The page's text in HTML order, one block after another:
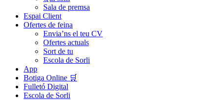
Sala de premsa
Espai Client
Ofertes de feina
Envia’ns el teu CV
Ofertes actuals
Sort de tu
Escola de Sorli
App
Botiga Online 🛒
Fulletó Digital
Escola de Sorli